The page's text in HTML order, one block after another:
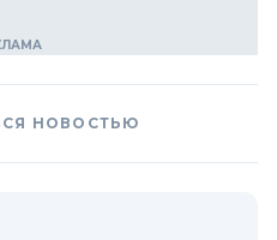
НОВОСТЬЮ